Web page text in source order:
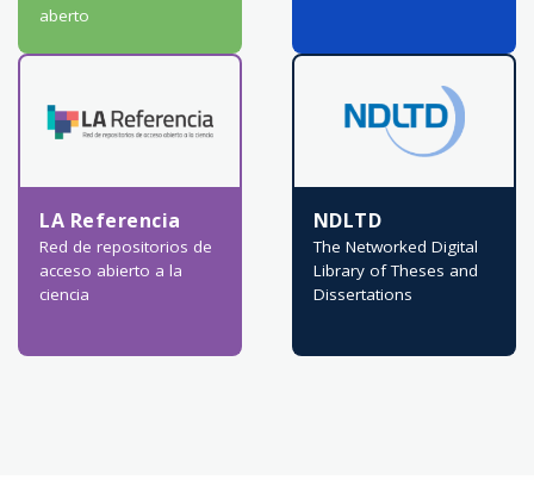
aberto
LA Referencia
Red de repositorios de
acceso abierto a la
ciencia
NDLTD
The Networked Digital
Library of Theses and
Dissertations